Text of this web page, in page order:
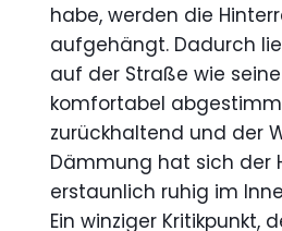
habe, werden die
aufgehängt. Dadurch
auf der Straße wie
komfortabel
zurückhaltend und der
Dämmung hat sich der
erstaunlich ruhig im
Ein winziger Kritikpunkt,